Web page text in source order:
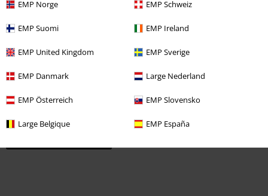
EMP Norge EMP Schweiz
EMP Suomi EMP Ireland
EMP United Kingdom EMP Sverige
EMP Danmark Large Nederland
EMP Österreich EMP Slovensko
Large Belgique EMP España
UVP ab24,99 € ab19,99 €
Sag uns deine Meinung zu "Spray Collage".